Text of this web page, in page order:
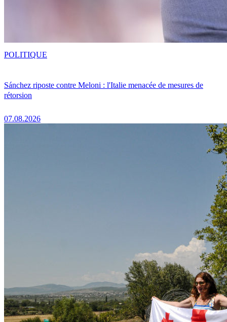
Sánchez riposte contre Meloni : l'Italie menacée de mesures de
rétorsion
07.08.2026
POLITIQUE